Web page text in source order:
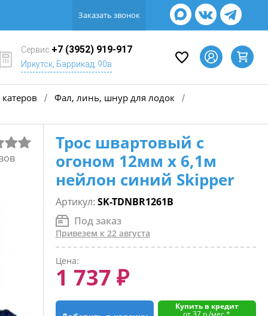
Заказать звонок
Сервис +7 (3952) 919-917
Иркутск, Баррикад, 90в
/ Фал, линь, шнур для лодок /
Трос швартовый с
огоном 12мм х 6,1м
нейлон синий Skipper
Артикул: SK-TDNBR1261B
Под заказ
Привезем к 22 августа
Цена:
1 737 ₽
Купить в кредит
от 37 р./мес.*